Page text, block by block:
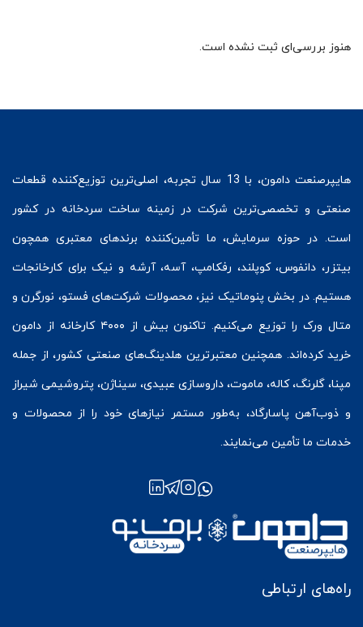
هنوز بررسی‌ای ثبت نشده است.
هایپرصنعت
دامون، با 13 سال تجربه، اصلی‌ترین توزیع‌کننده قطعات
صنعتی و تخصصی‌ترین شرکت در زمینه ساخت سردخانه در کشور
است. در حوزه سرمایش، ما تأمین‌کننده برندهای معتبری همچون
بیتزر، دانفوس،کوپلند، رفکامپ، آسه، آرشه و نیک برای کارخانجات
هستیم. در بخش پنوماتیک نیز، محصولات شرکت‌های فستو، نورگرن و
متال ورک
را توزیع می‌کنیم. تاکنون بیش از ۴۰۰۰ کارخانه از دامون
خرید کرده‌اند. همچنین معتبرترین هلدینگ‌های صنعتی کشور، از جمله
مپنا، گلرنگ، کاله، ماموت، داروسازی عبیدی، سیناژن، پتروشیمی شیراز
و ذوب‌آهن پاسارگاد، به‌طور مستمر نیازهای خود را از محصولات و
خدمات ما تأمین می‌نمایند.
راه‌های ارتباطی